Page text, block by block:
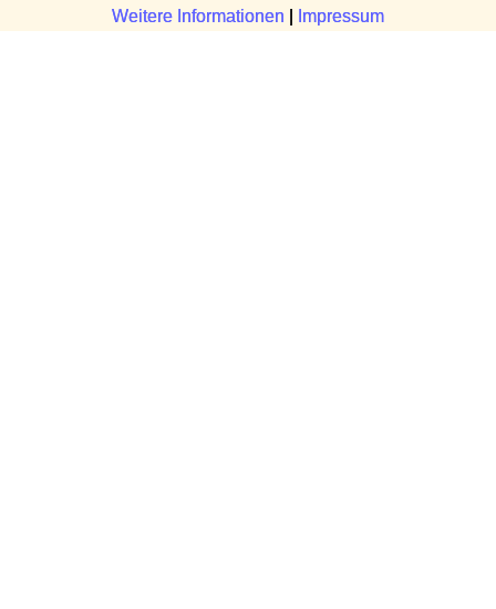
Weitere Informationen Impressum
Weitere Informationen Impressum